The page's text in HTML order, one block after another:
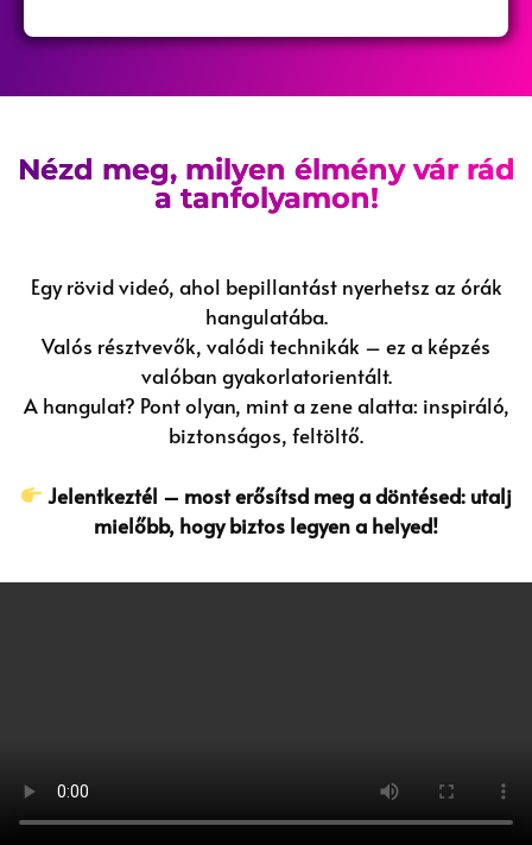
Nézd meg, milyen élmény vár rád
a tanfolyamon!
Egy rövid videó, ahol bepillantást nyerhetsz az órák
hangulatába.
Valós résztvevők, valódi technikák – ez a képzés
valóban gyakorlatorientált.
A hangulat? Pont olyan, mint a zene alatta: inspiráló,
biztonságos, feltöltő.
Jelentkeztél – most erősítsd meg a döntésed: utalj
mielőbb, hogy biztos legyen a helyed!